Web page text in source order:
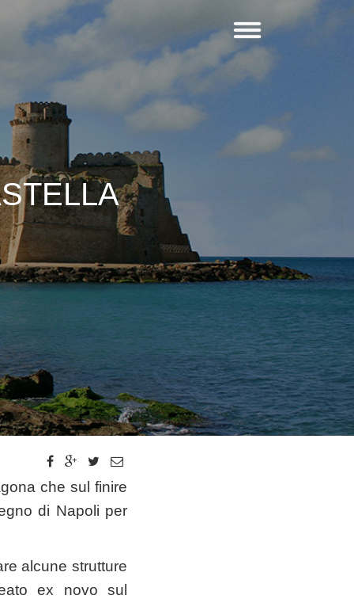
che sul finire
di Napoli per
alcune strutture
ex novo sul